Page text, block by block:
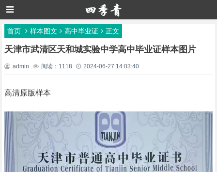
首页 样本图文 高中毕业证 正文
天津市武清区天和城实验中学高中毕业证样本图片
admin 阅读：1118 2024-06-27 14:03:40
高清原版样本